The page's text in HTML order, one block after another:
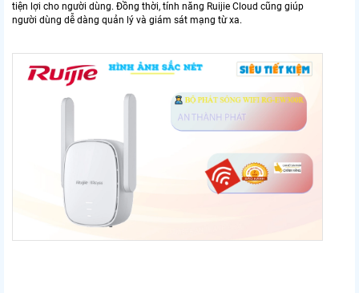
tiện lợi cho người dùng. Đồng thời, tính năng Ruijie Cloud cũng giúp
người dùng dễ dàng quản lý và giám sát mạng từ xa.